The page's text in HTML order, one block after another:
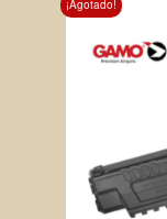
¡Agotado!